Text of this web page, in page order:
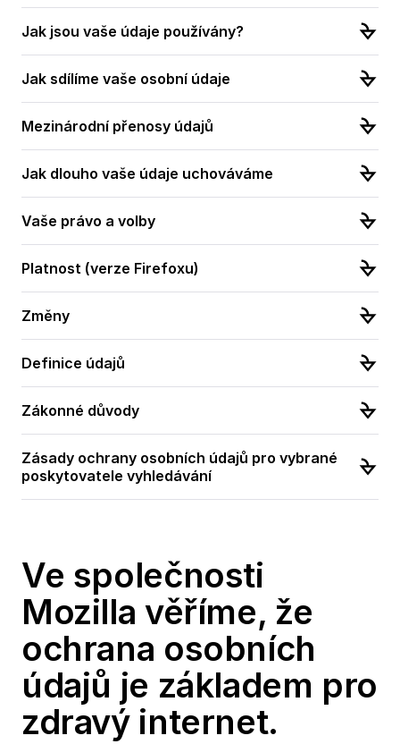
Jak jsou vaše údaje používány?
Jak sdílíme vaše osobní údaje
Mezinárodní přenosy údajů
Jak dlouho vaše údaje uchováváme
Vaše právo a volby
Platnost (verze Firefoxu)
Změny
Definice údajů
Zákonné důvody
Zásady ochrany osobních údajů pro vybrané
poskytovatele vyhledávání
Ve společnosti
Mozilla věříme, že
ochrana osobních
údajů je základem pro
zdravý internet.